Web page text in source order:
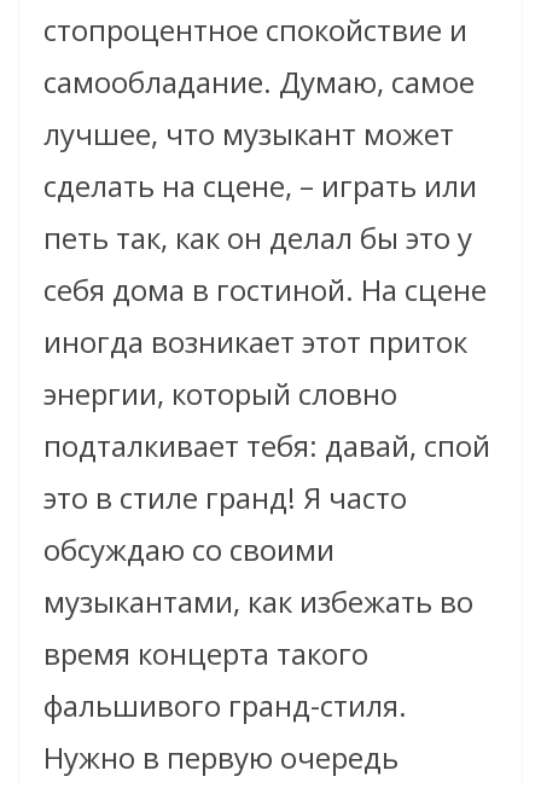
стопроцентное спокойствие и
самообладание. Думаю, самое
лучшее, что музыкант может
сделать на сцене, – играть или
петь так, как он делал бы это у
себя дома в гостиной. На сцене
иногда возникает этот приток
энергии, который словно
подталкивает тебя: давай, спой
это в стиле гранд! Я часто
обсуждаю со своими
музыкантами, как избежать во
время концерта такого
фальшивого гранд-стиля.
Нужно в первую очередь